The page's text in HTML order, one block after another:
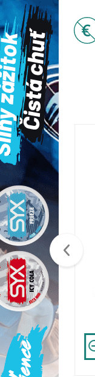
Novinka
Black
nastaviteľný
a displej.
€
do košíka